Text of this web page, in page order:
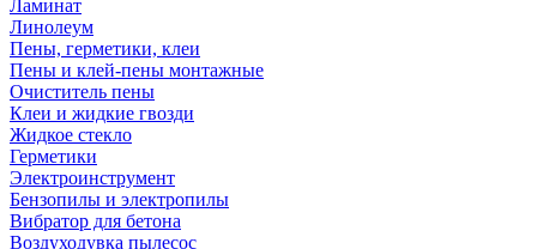
Ламинат
Линолеум
Пены, герметики, клеи
Пены и клей-пены монтажные
Очиститель пены
Клеи и жидкие гвозди
Жидкое стекло
Герметики
Электроинструмент
Бензопилы и электропилы
Вибратор для бетона
Воздуходувка пылесос